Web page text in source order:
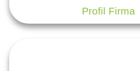
Profil Firma